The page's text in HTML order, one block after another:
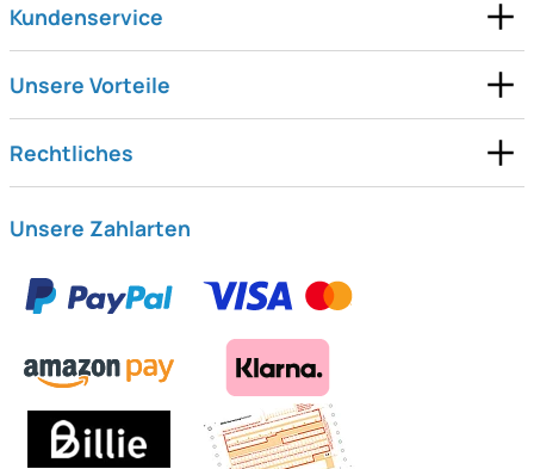
Kundenservice
Unsere Vorteile
Rechtliches
Unsere Zahlarten